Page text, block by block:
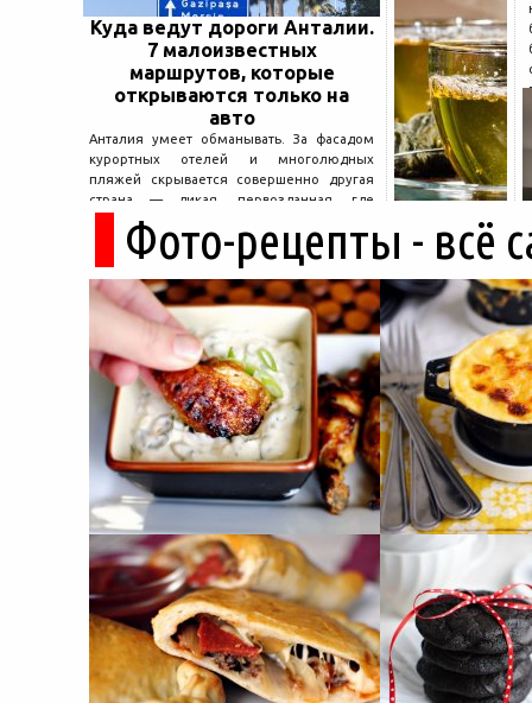
Куда ведут дороги Анталии.
7 малоизвестных
маршрутов, которые
открываются только на
авто
Анталия умеет обманывать. За фасадом
курортных отелей и многолюдных
пляжей скрывается совершенно другая
страна — дикая, первозданная, где
древние руины дремлют в тени кедров, а
горные дороги ведут к местам, о которых
не расскажет ни один автобусный гид....
Фото-рецепты - всё